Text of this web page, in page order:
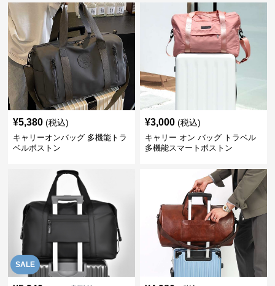
¥5,380 (税込)
キャリーオンバッグ 多機能トラ
ベルボストン
¥3,000 (税込)
キャリー オン バッグ トラベル
多機能スマートボストン
SALE